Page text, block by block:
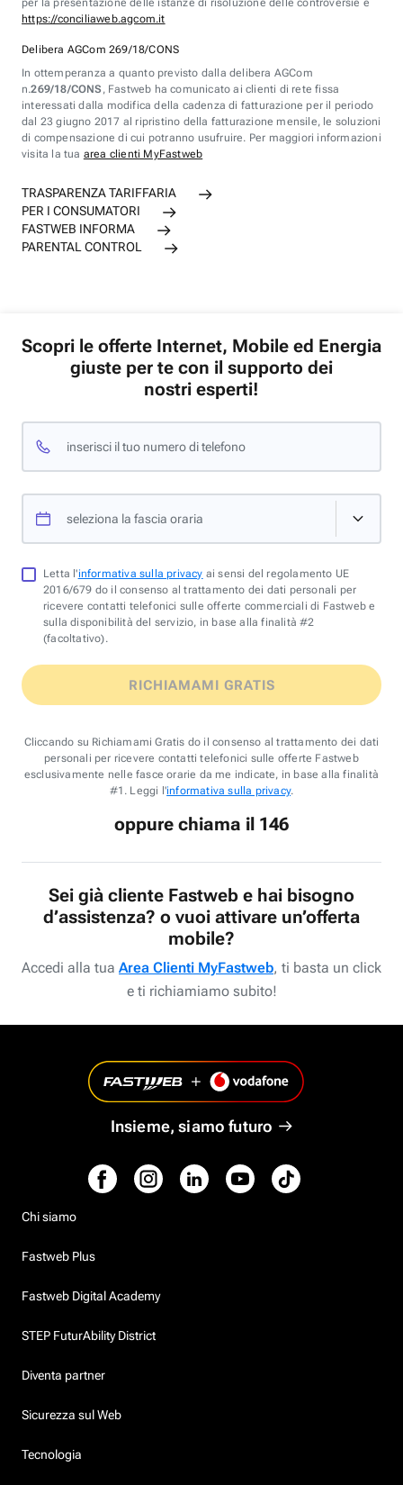
per la presentazione delle istanze di risoluzione delle controversie è
https://conciliaweb.agcom.it
Delibera AGCom 269/18/CONS
In ottemperanza a quanto previsto dalla delibera AGCom
n.269/18/CONS , Fastweb ha comunicato ai clienti di rete fissa
interessati dalla modifica della cadenza di fatturazione per il periodo
dal 23 giugno 2017 al ripristino della fatturazione mensile, le soluzioni
di compensazione di cui potranno usufruire. Per maggiori informazioni
visita la tua area clienti MyFastweb
TRASPARENZA TARIFFARIA
PER I CONSUMATORI
FASTWEB INFORMA
PARENTAL CONTROL
Scopri le offerte Internet, Mobile ed Energia
giuste per te con il supporto dei
nostri esperti!
inserisci il tuo numero di telefono
seleziona la fascia oraria
Letta l'informativa sulla privacy ai sensi del regolamento UE
2016/679 do il consenso al trattamento dei dati personali per
ricevere contatti telefonici sulle offerte commerciali di Fastweb e
sulla disponibilità del servizio, in base alla finalità #2
(facoltativo).
RICHIAMAMI GRATIS
Cliccando su Richiamami Gratis do il consenso al trattamento dei dati
personali per ricevere contatti telefonici sulle offerte Fastweb
esclusivamente nelle fasce orarie da me indicate, in base alla finalità
#1. Leggi l'informativa sulla privacy.
oppure chiama il 146
Sei già cliente Fastweb e hai bisogno
d’assistenza? o vuoi attivare un’offerta
mobile?
Accedi alla tua Area Clienti MyFastweb, ti basta un click
e ti richiamiamo subito!
Insieme, siamo futuro
Chi siamo
Fastweb Plus
Fastweb Digital Academy
STEP FuturAbility District
Diventa partner
Sicurezza sul Web
Tecnologia